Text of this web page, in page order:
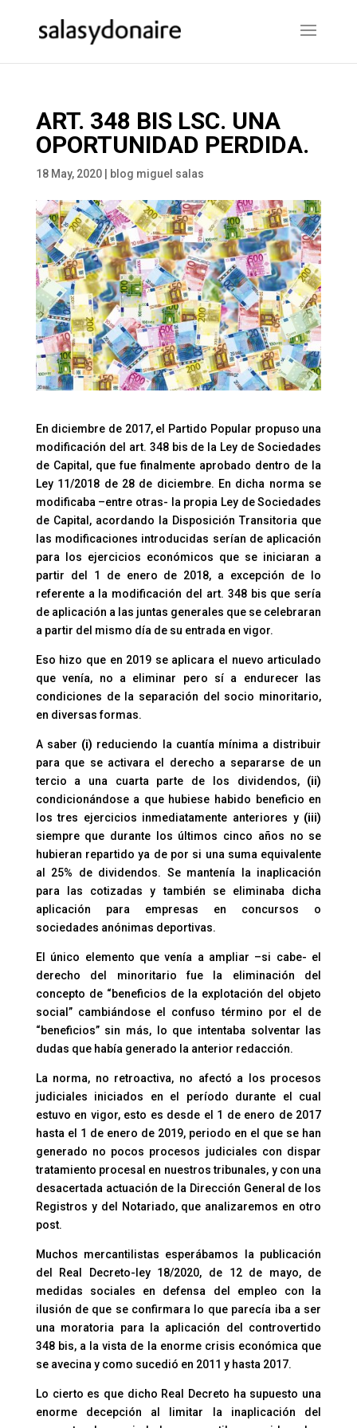
ART. 348 BIS LSC. UNA
OPORTUNIDAD PERDIDA.
18 May, 2020| blog miguel salas
En diciembre de 2017, el Partido Popular propuso una
modificación del art. 348 bis de la Ley de Sociedades
de Capital, que fue finalmente aprobado dentro de la
Ley 11/2018 de 28 de diciembre. En dicha norma se
modificaba –entre otras- la propia Ley de Sociedades
de Capital, acordando la Disposición Transitoria que
las modificaciones introducidas serían de aplicación
para los ejercicios económicos que se iniciaran a
partir del 1 de enero de 2018, a excepción de lo
referente a la modificación del art. 348 bis que sería
de aplicación a las juntas generales que se celebraran
a partir del mismo día de su entrada en vigor.
Eso hizo que en 2019 se aplicara el nuevo articulado
que venía, no a eliminar pero sí a endurecer las
condiciones de la separación del socio minoritario,
en diversas formas.
A saber (i) reduciendo la cuantía mínima a distribuir
para que se activara el derecho a separarse de un
tercio a una cuarta parte de los dividendos, (ii)
condicionándose a que hubiese habido beneficio en
los tres ejercicios inmediatamente anteriores y (iii)
siempre que durante los últimos cinco años no se
hubieran repartido ya de por si una suma equivalente
al 25% de dividendos. Se mantenía la inaplicación
para las cotizadas y también se eliminaba dicha
aplicación para empresas en concursos o
sociedades anónimas deportivas.
El único elemento que venía a ampliar –si cabe- el
derecho del minoritario fue la eliminación del
concepto de “beneficios de la explotación del objeto
social” cambiándose el confuso término por el de
“beneficios” sin más, lo que intentaba solventar las
dudas que había generado la anterior redacción.
La norma, no retroactiva, no afectó a los procesos
judiciales iniciados en el período durante el cual
estuvo en vigor, esto es desde el 1 de enero de 2017
hasta el 1 de enero de 2019, periodo en el que se han
generado no pocos procesos judiciales con dispar
tratamiento procesal en nuestros tribunales, y con una
desacertada actuación de la Dirección General de los
Registros y del Notariado, que analizaremos en otro
post.
Muchos mercantilistas esperábamos la publicación
del Real Decreto-ley 18/2020, de 12 de mayo, de
medidas sociales en defensa del empleo con la
ilusión de que se confirmara lo que parecía iba a ser
una moratoria para la aplicación del controvertido
348 bis, a la vista de la enorme crisis económica que
se avecina y como sucedió en 2011 y hasta 2017.
Lo cierto es que dicho Real Decreto ha supuesto una
enorme decepción al limitar la inaplicación del